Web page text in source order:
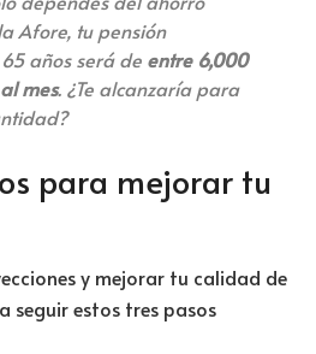
Afore, tu pensión
años será de entre 6,000
mes. ¿Te alcanzaría para
para mejorar tu
y mejorar tu calidad de
seguir estos tres pasos